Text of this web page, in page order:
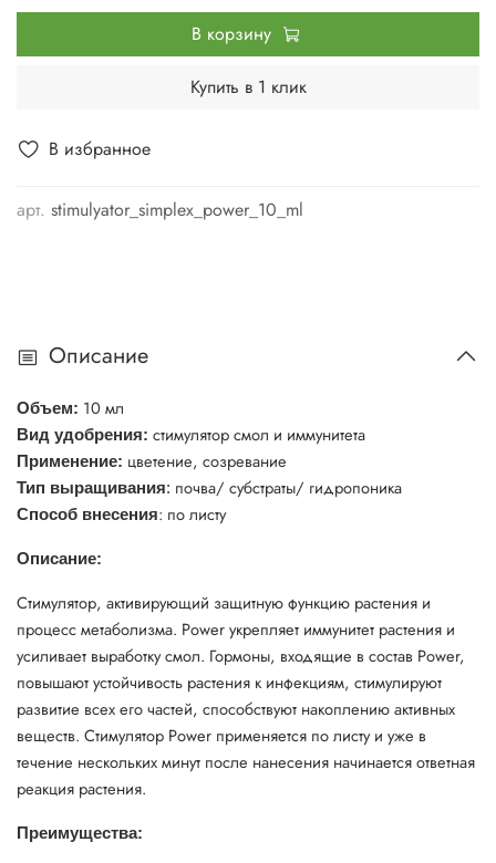
В избранное
арт. stimulyator_simplex_power_10_ml
В корзину
Купить в 1 клик
Описание
Объем: 10 мл
Вид удобрения: стимулятор смол и иммунитета
Применение: цветение, созревание
Тип выращивания: почва/ субстраты/ гидропоника
Способ внесения: по листу
Описание:
Стимулятор, активирующий защитную функцию растения и
процесс метаболизма. Power укрепляет иммунитет растения и
усиливает выработку смол. Гормоны, входящие в состав Power,
повышают устойчивость растения к инфекциям, стимулируют
развитие всех его частей, способствуют накоплению активных
веществ. Стимулятор Power применяется по листу и уже в
течение нескольких минут после нанесения начинается ответная
реакция растения.
Преимущества: